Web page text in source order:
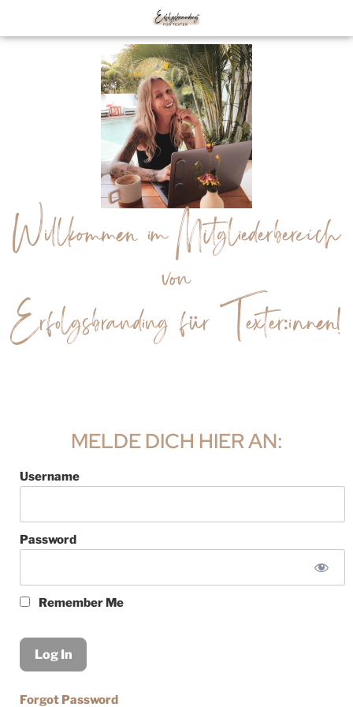
Willkommen im Mitgliederbereich
von
Erfolgsbranding für Texter:innen!
MELDE DICH HIER AN:
Username
Password
Remember Me
Forgot Password